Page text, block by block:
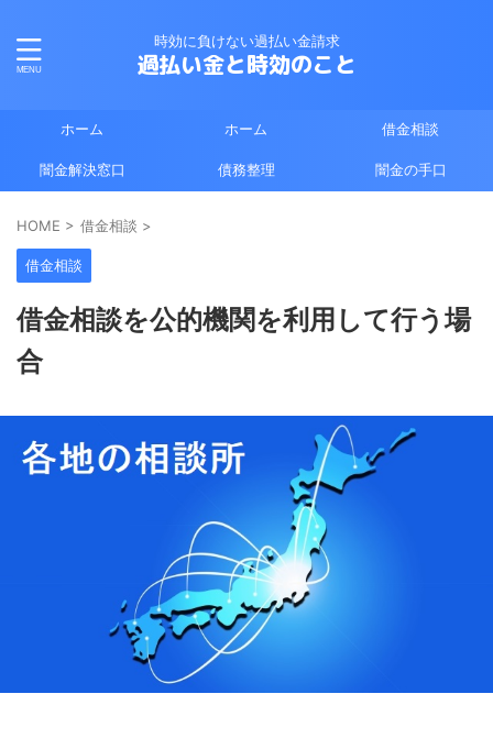
時効に負けない過払い金請求
過払い金と時効のこと
ホーム ホーム 借金相談
闇金解決窓口 債務整理 闇金の手口
HOME > 借金相談 >
借金相談
借金相談を公的機関を利用して行う場
合